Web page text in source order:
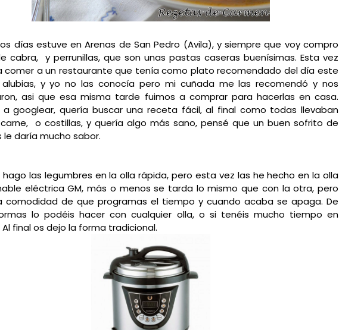
días estuve en Arenas de San Pedro (Avila), y siempre que voy compro
cabra, y perrunillas, que son unas pastas caseras buenísimas. Esta vez
comer a un restaurante que tenía como plato recomendado del día este
y yo no las conocía pero mi cuñada me las recomendó y nos
asi que esa misma tarde fuimos a comprar para hacerlas en casa.
a googlear, quería buscar una receta fácil, al final como todas llevaban
o costillas, y quería algo más sano, pensé que un buen sofrito de
le daría mucho sabor.
hago las legumbres en la olla rápida, pero esta vez las he hecho en la olla
eléctrica GM, más o menos se tarda lo mismo que con la otra, pero
comodidad de que programas el tiempo y cuando acaba se apaga. De
lo podéis hacer con cualquier olla, o si tenéis mucho tiempo en
final os dejo la forma tradicional.